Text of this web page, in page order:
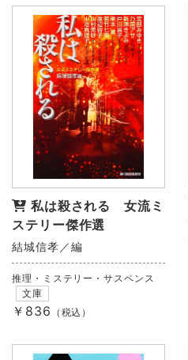
私は殺される 女流ミ
ステリー傑作選
結城信孝／編
推理・ミステリー・サスペンス
文庫
￥836 （税込）